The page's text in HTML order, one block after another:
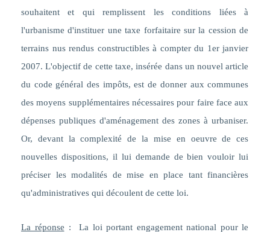
souhaitent et qui remplissent les conditions liées à
l'urbanisme d'instituer une taxe forfaitaire sur la cession de
terrains nus rendus constructibles à compter du 1er janvier
2007. L'objectif de cette taxe, insérée dans un nouvel article
du code général des impôts, est de donner aux communes
des moyens supplémentaires nécessaires pour faire face aux
dépenses publiques d'aménagement des zones à urbaniser.
Or, devant la complexité de la mise en oeuvre de ces
nouvelles dispositions, il lui demande de bien vouloir lui
préciser les modalités de mise en place tant financières
qu'administratives qui découlent de cette loi.
La réponse :
La loi portant engagement national pour le